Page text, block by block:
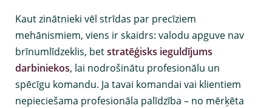
Kaut zinātnieki vēl strīdas par precīziem
mehānismiem, viens ir skaidrs: valodu apguve nav
brīnumlīdzeklis, betstratēģisks ieguldījums
darbiniekos, lai nodrošinātu profesionālu un
spēcīgu komandu. Ja tavai komandai vai klientiem
nepieciešama profesionāla palīdzība – no mērķēta